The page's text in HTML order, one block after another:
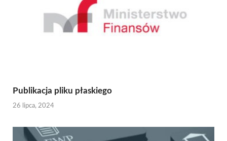
Publikacja pliku płaskiego
26 lipca, 2024